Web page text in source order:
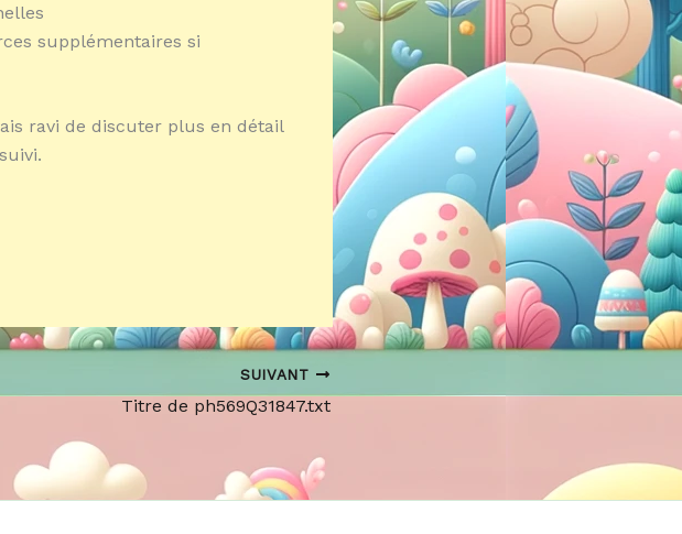
supplémentaires si
ravi de discuter plus en détail
SUIVANT
Titre de ph569Q31847.txt